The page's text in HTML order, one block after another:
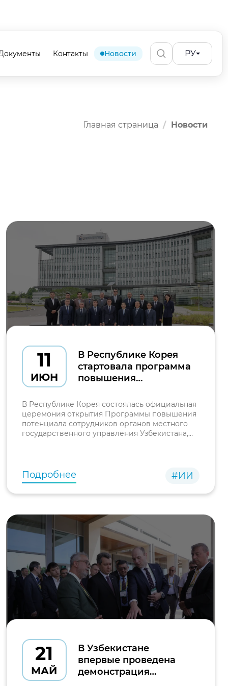
Контакты Новости РУ
Главная страница Новости
11
ИЮН
В Республике Корея
стартовала программа
повышения
цифровизации и
искусственному
интеллекту
В Республике Корея состоялась официальная
церемония открытия Программы повышения
потенциала сотрудников органов местного
государственного управления Узбекистана,
Подробнее #ИИ
21
МАЙ
В Узбекистане
впервые проведена
демонстрация